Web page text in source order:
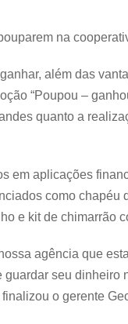
na
além das
“Poupou –
quanto a
em aplicações
como chapéu
e kit de chimarrão
agência que
seu dinheiro
o gerente